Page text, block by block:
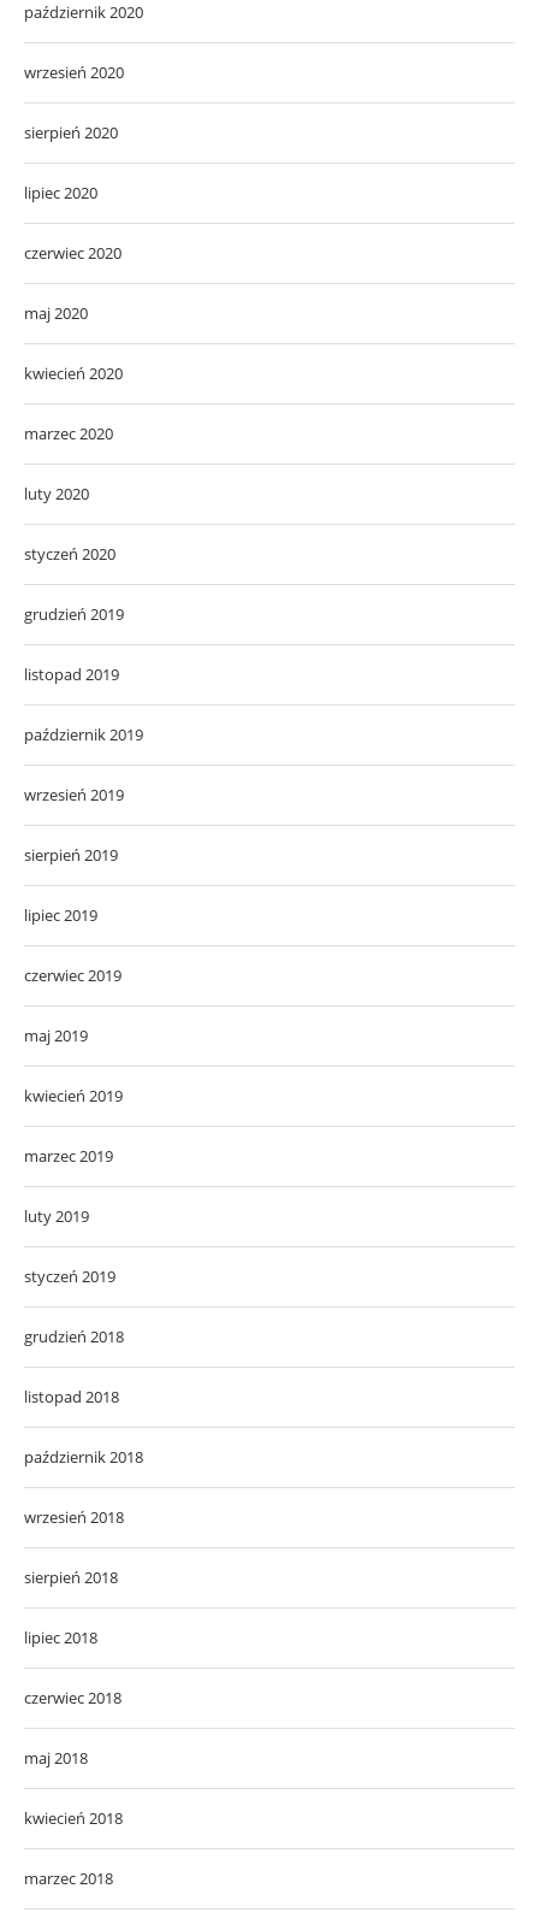
październik 2020
wrzesień 2020
sierpień 2020
lipiec 2020
czerwiec 2020
maj 2020
kwiecień 2020
marzec 2020
luty 2020
styczeń 2020
grudzień 2019
listopad 2019
październik 2019
wrzesień 2019
sierpień 2019
lipiec 2019
czerwiec 2019
maj 2019
kwiecień 2019
marzec 2019
luty 2019
styczeń 2019
grudzień 2018
listopad 2018
październik 2018
wrzesień 2018
sierpień 2018
lipiec 2018
czerwiec 2018
maj 2018
kwiecień 2018
marzec 2018